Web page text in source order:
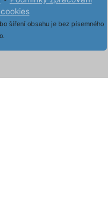
šíření obsahu je bez písemného